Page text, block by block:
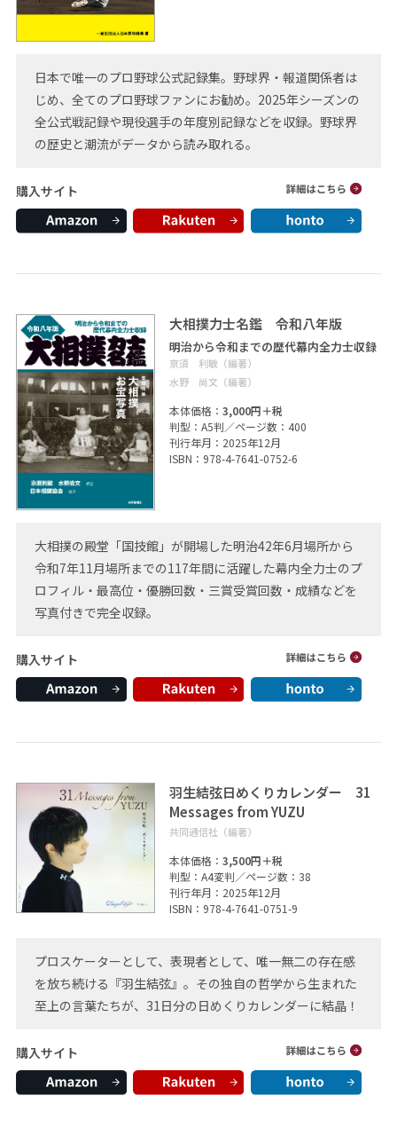
日本で唯一のプロ野球公式記録集。野球界・報道関係者は
じめ、全てのプロ野球ファンにお勧め。2025年シーズンの
全公式戦記録や現役選手の年度別記録などを収録。野球界
の歴史と潮流がデータから読み取れる。
購入サイト
大相撲力士名鑑 令和八年版
明治から令和までの歴代幕内全力士収録
亰須 利敏（編著）
水野 尚文（編著）
本体価格：3,000円＋税
判型：A5判／ページ数：400
刊行年月：2025年12月
ISBN：978-4-7641-0752-6
大相撲の殿堂「国技館」が開場した明治42年6月場所から
令和7年11月場所までの117年間に活躍した幕内全力士のプ
ロフィル・最高位・優勝回数・三賞受賞回数・成績などを
写真付きで完全収録。
購入サイト
羽生結弦日めくりカレンダー 31
Messages from YUZU
共同通信社（編著）
本体価格：3,500円＋税
判型：A4変判／ページ数：38
刊行年月：2025年12月
ISBN：978-4-7641-0751-9
プロスケーターとして、表現者として、唯一無二の存在感
を放ち続ける『羽生結弦』。その独自の哲学から生まれた
至上の言葉たちが、31日分の日めくりカレンダーに結晶！
購入サイト